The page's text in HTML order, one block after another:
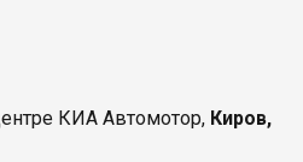
КИА Автомотор, Киров,